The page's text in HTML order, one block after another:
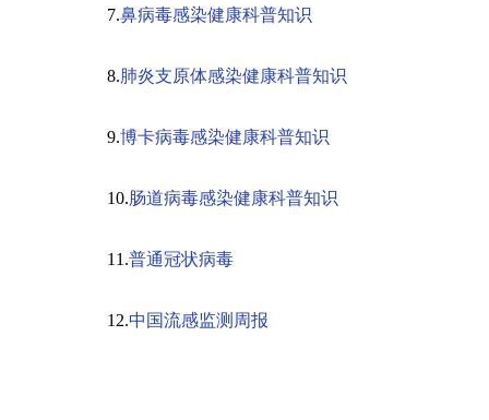
7.鼻病毒感染健康科普知识
8.肺炎支原体感染健康科普知识
9.博卡病毒感染健康科普知识
10.肠道病毒感染健康科普知识
11.普通冠状病毒
12.中国流感监测周报